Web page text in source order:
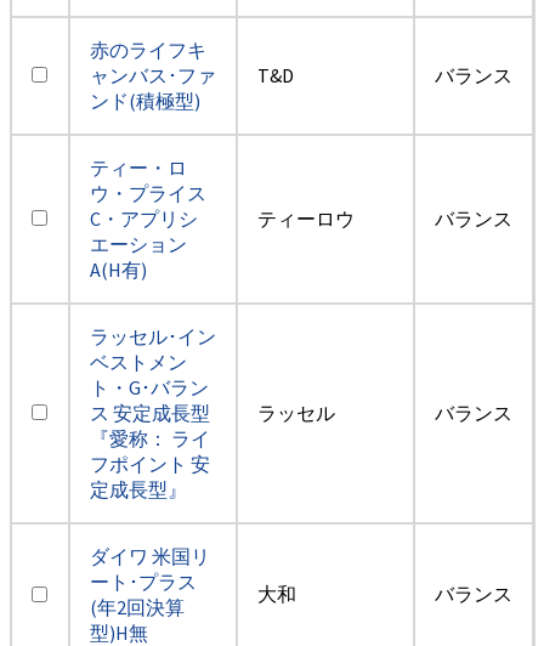
赤のライフキ
ャンバス･ファ
ンド(積極型)
T&D バランス
ティー・ロ
ウ・プライス
C・アプリシ
エーション
A(H有)
ティーロウ バランス
ラッセル･イン
ベストメン
ト・G･バラン
ス 安定成長型
『愛称： ライ
フポイント 安
定成長型』
ラッセル バランス
ダイワ 米国リ
ート･プラス
(年2回決算
型)H無
大和 バランス